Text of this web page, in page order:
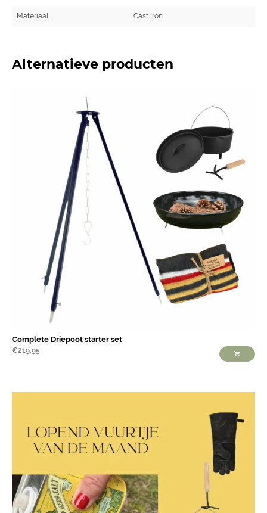
Materiaal Cast Iron
Alternatieve producten
Complete Driepoot starter set
€219,95